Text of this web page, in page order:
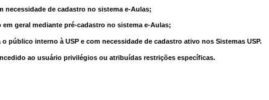
necessidade de cadastro no sistema e-Aulas;
geral mediante pré-cadastro no sistema e-Aulas;
público interno à USP e com necessidade de cadastro ativo nos Sistemas USP.
ao usuário privilégios ou atribuídas restrições específicas.